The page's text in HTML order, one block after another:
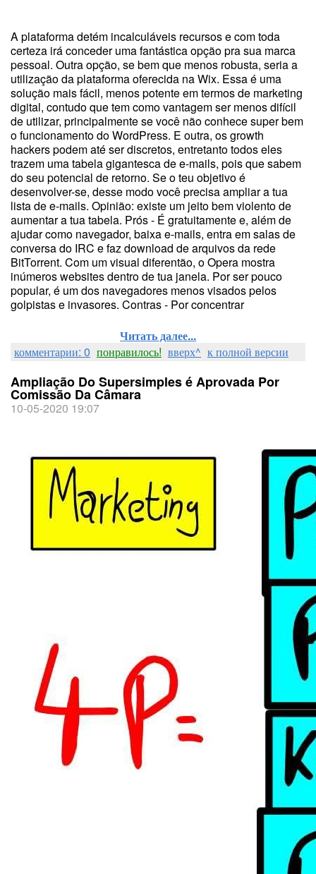
A plataforma detém incalculáveis recursos e com toda
certeza irá conceder uma fantástica opção pra sua marca
pessoal. Outra opção, se bem que menos robusta, seria a
utilização da plataforma oferecida na Wix. Essa é uma
solução mais fácil, menos potente em termos de marketing
digital, contudo que tem como vantagem ser menos difícil
de utilizar, principalmente se você não conhece super bem
o funcionamento do WordPress. E outra, os growth
hackers podem até ser discretos, entretanto todos eles
trazem uma tabela gigantesca de e-mails, pois que sabem
do seu potencial de retorno. Se o teu objetivo é
desenvolver-se, desse modo você precisa ampliar a tua
lista de e-mails. Opinião: existe um jeito bem violento de
aumentar a tua tabela. Prós - É gratuitamente e, além de
ajudar como navegador, baixa e-mails, entra em salas de
conversa do IRC e faz download de arquivos da rede
BitTorrent. Com um visual diferentão, o Opera mostra
inúmeros websites dentro de tua janela. Por ser pouco
popular, é um dos navegadores menos visados pelos
golpistas e invasores. Contras - Por concentrar
Читать далее...
комментарии: 0 понравилось! вверх^ к полной версии
Ampliação Do Supersimples é Aprovada Por
Comissão Da Câmara
10-05-2020 19:07